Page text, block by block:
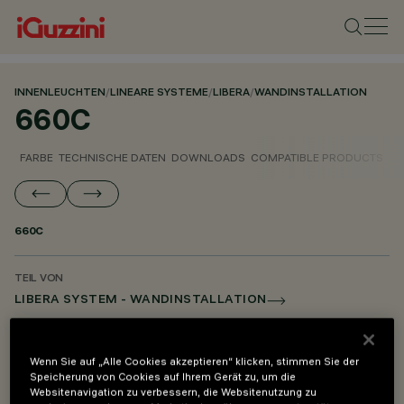
INNENLEUCHTEN/LINEARE SYSTEME/LIBERA/WANDINSTALLATION
660C
FARBE TECHNISCHE DATEN DOWNLOADS COMPATIBLE PRODUCTS
660C
TEIL VON
LIBERA SYSTEM - WANDINSTALLATION
Wenn Sie auf „Alle Cookies akzeptieren“ klicken, stimmen Sie der
Speicherung von Cookies auf Ihrem Gerät zu, um die
Websitenavigation zu verbessern, die Websitenutzung zu